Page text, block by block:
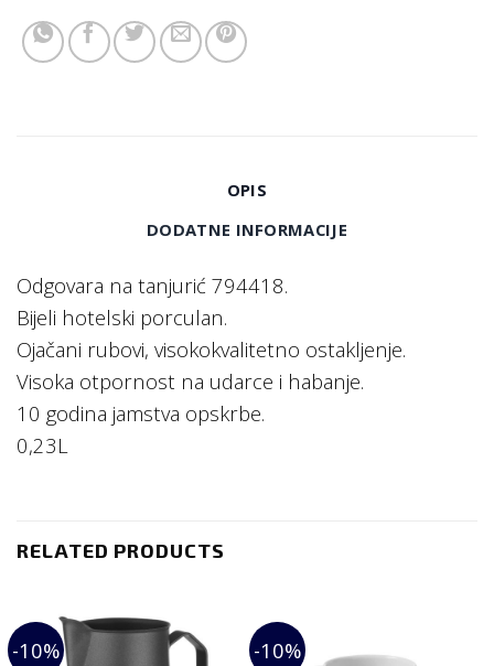
OPIS
DODATNE INFORMACIJE
Odgovara na tanjurić 794418.
Bijeli hotelski porculan.
Ojačani rubovi, visokokvalitetno ostakljenje.
Visoka otpornost na udarce i habanje.
10 godina jamstva opskrbe.
0,23L
RELATED PRODUCTS
-10% -10%